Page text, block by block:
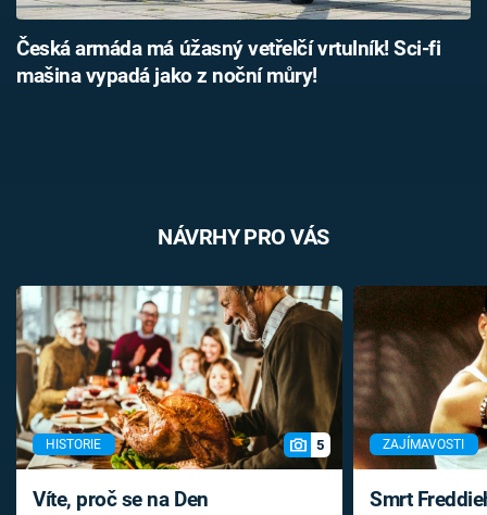
Česká armáda má úžasný vetřelčí vrtulník! Sci-fi
mašina vypadá jako z noční můry!
NÁVRHY PRO VÁS
HISTORIE 5
Víte, proč se na Den
ZAJÍMAVOSTI
Smrt